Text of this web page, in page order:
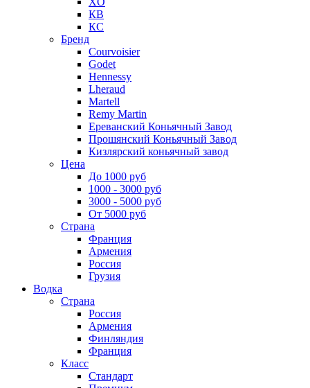
КВ
КС
Бренд
Courvoisier
Godet
Hennessy
Lheraud
Martell
Remy Martin
Ереванский Коньячный Завод
Прошянский Коньячный Завод
Кизлярский коньячный завод
Цена
До 1000 руб
1000 - 3000 руб
3000 - 5000 руб
От 5000 руб
Страна
Франция
Армения
Россия
Грузия
Водка
Страна
Россия
Армения
Финляндия
Франция
Класс
Стандарт